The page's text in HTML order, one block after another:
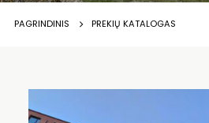
PAGRINDINIS PREKIŲ KATALOGAS